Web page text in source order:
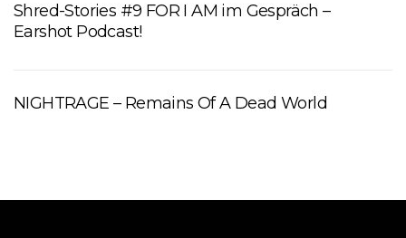
Shred-Stories #9 FOR I AM im Gespräch –
Earshot Podcast!
NIGHTRAGE – Remains Of A Dead World